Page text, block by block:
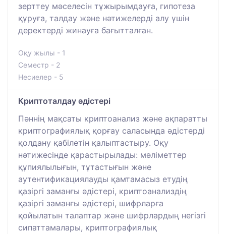
зерттеу мәселесін тұжырымдауға, гипотеза
құруға, талдау және нәтижелерді алу үшін
деректерді жинауға бағытталған.
Оқу жылы - 1
Семестр - 2
Несиелер - 5
Криптоталдау әдістері
Пәннің мақсаты криптоанализ және ақпаратты
криптографиялық қорғау саласында әдістерді
қолдану қабілетін қалыптастыру. Оқу
нәтижесінде қарастырылады: мәліметтер
құпиялылығын, тұтастығын және
аутентификациялауды қамтамасыз етудің
қазіргі заманғы әдістері, криптоанализдің
қазіргі заманғы әдістері, шифрларға
қойылатын талаптар және шифрлардың негізгі
сипаттамалары, криптографиялық